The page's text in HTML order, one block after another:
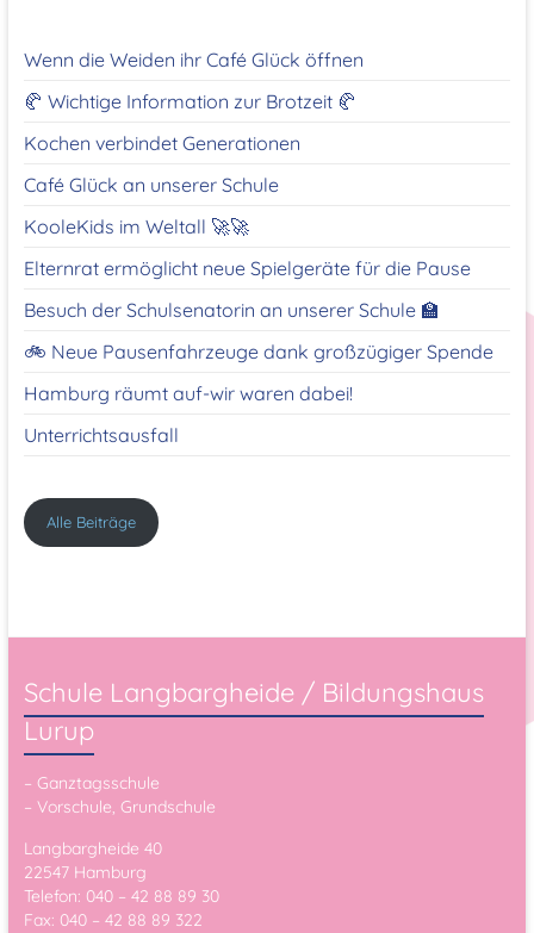
Wenn die Weiden ihr Café Glück öffnen
🥐 Wichtige Information zur Brotzeit 🥐
Kochen verbindet Generationen
Café Glück an unserer Schule
KooleKids im Weltall 🚀🚀
Elternrat ermöglicht neue Spielgeräte für die Pause
Besuch der Schulsenatorin an unserer Schule 🏫
🚲 Neue Pausenfahrzeuge dank großzügiger Spende
Hamburg räumt auf-wir waren dabei!
Unterrichtsausfall
Alle Beiträge
Schule Langbargheide / Bildungshaus
Lurup
– Ganztagsschule
– Vorschule, Grundschule
Langbargheide 40
22547 Hamburg
Telefon: 040 – 42 88 89 30
Fax: 040 – 42 88 89 322